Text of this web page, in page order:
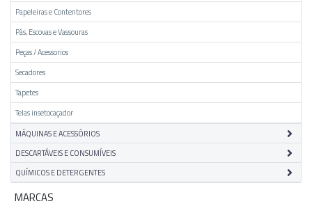
Papeleiras e Contentores
Pás, Escovas e Vassouras
Peças / Acessorios
Secadores
Tapetes
Telas insetocaçador
MÁQUINAS E ACESSÓRIOS
DESCARTÁVEIS E CONSUMÍVEIS
QUÍMICOS E DETERGENTES
MARCAS